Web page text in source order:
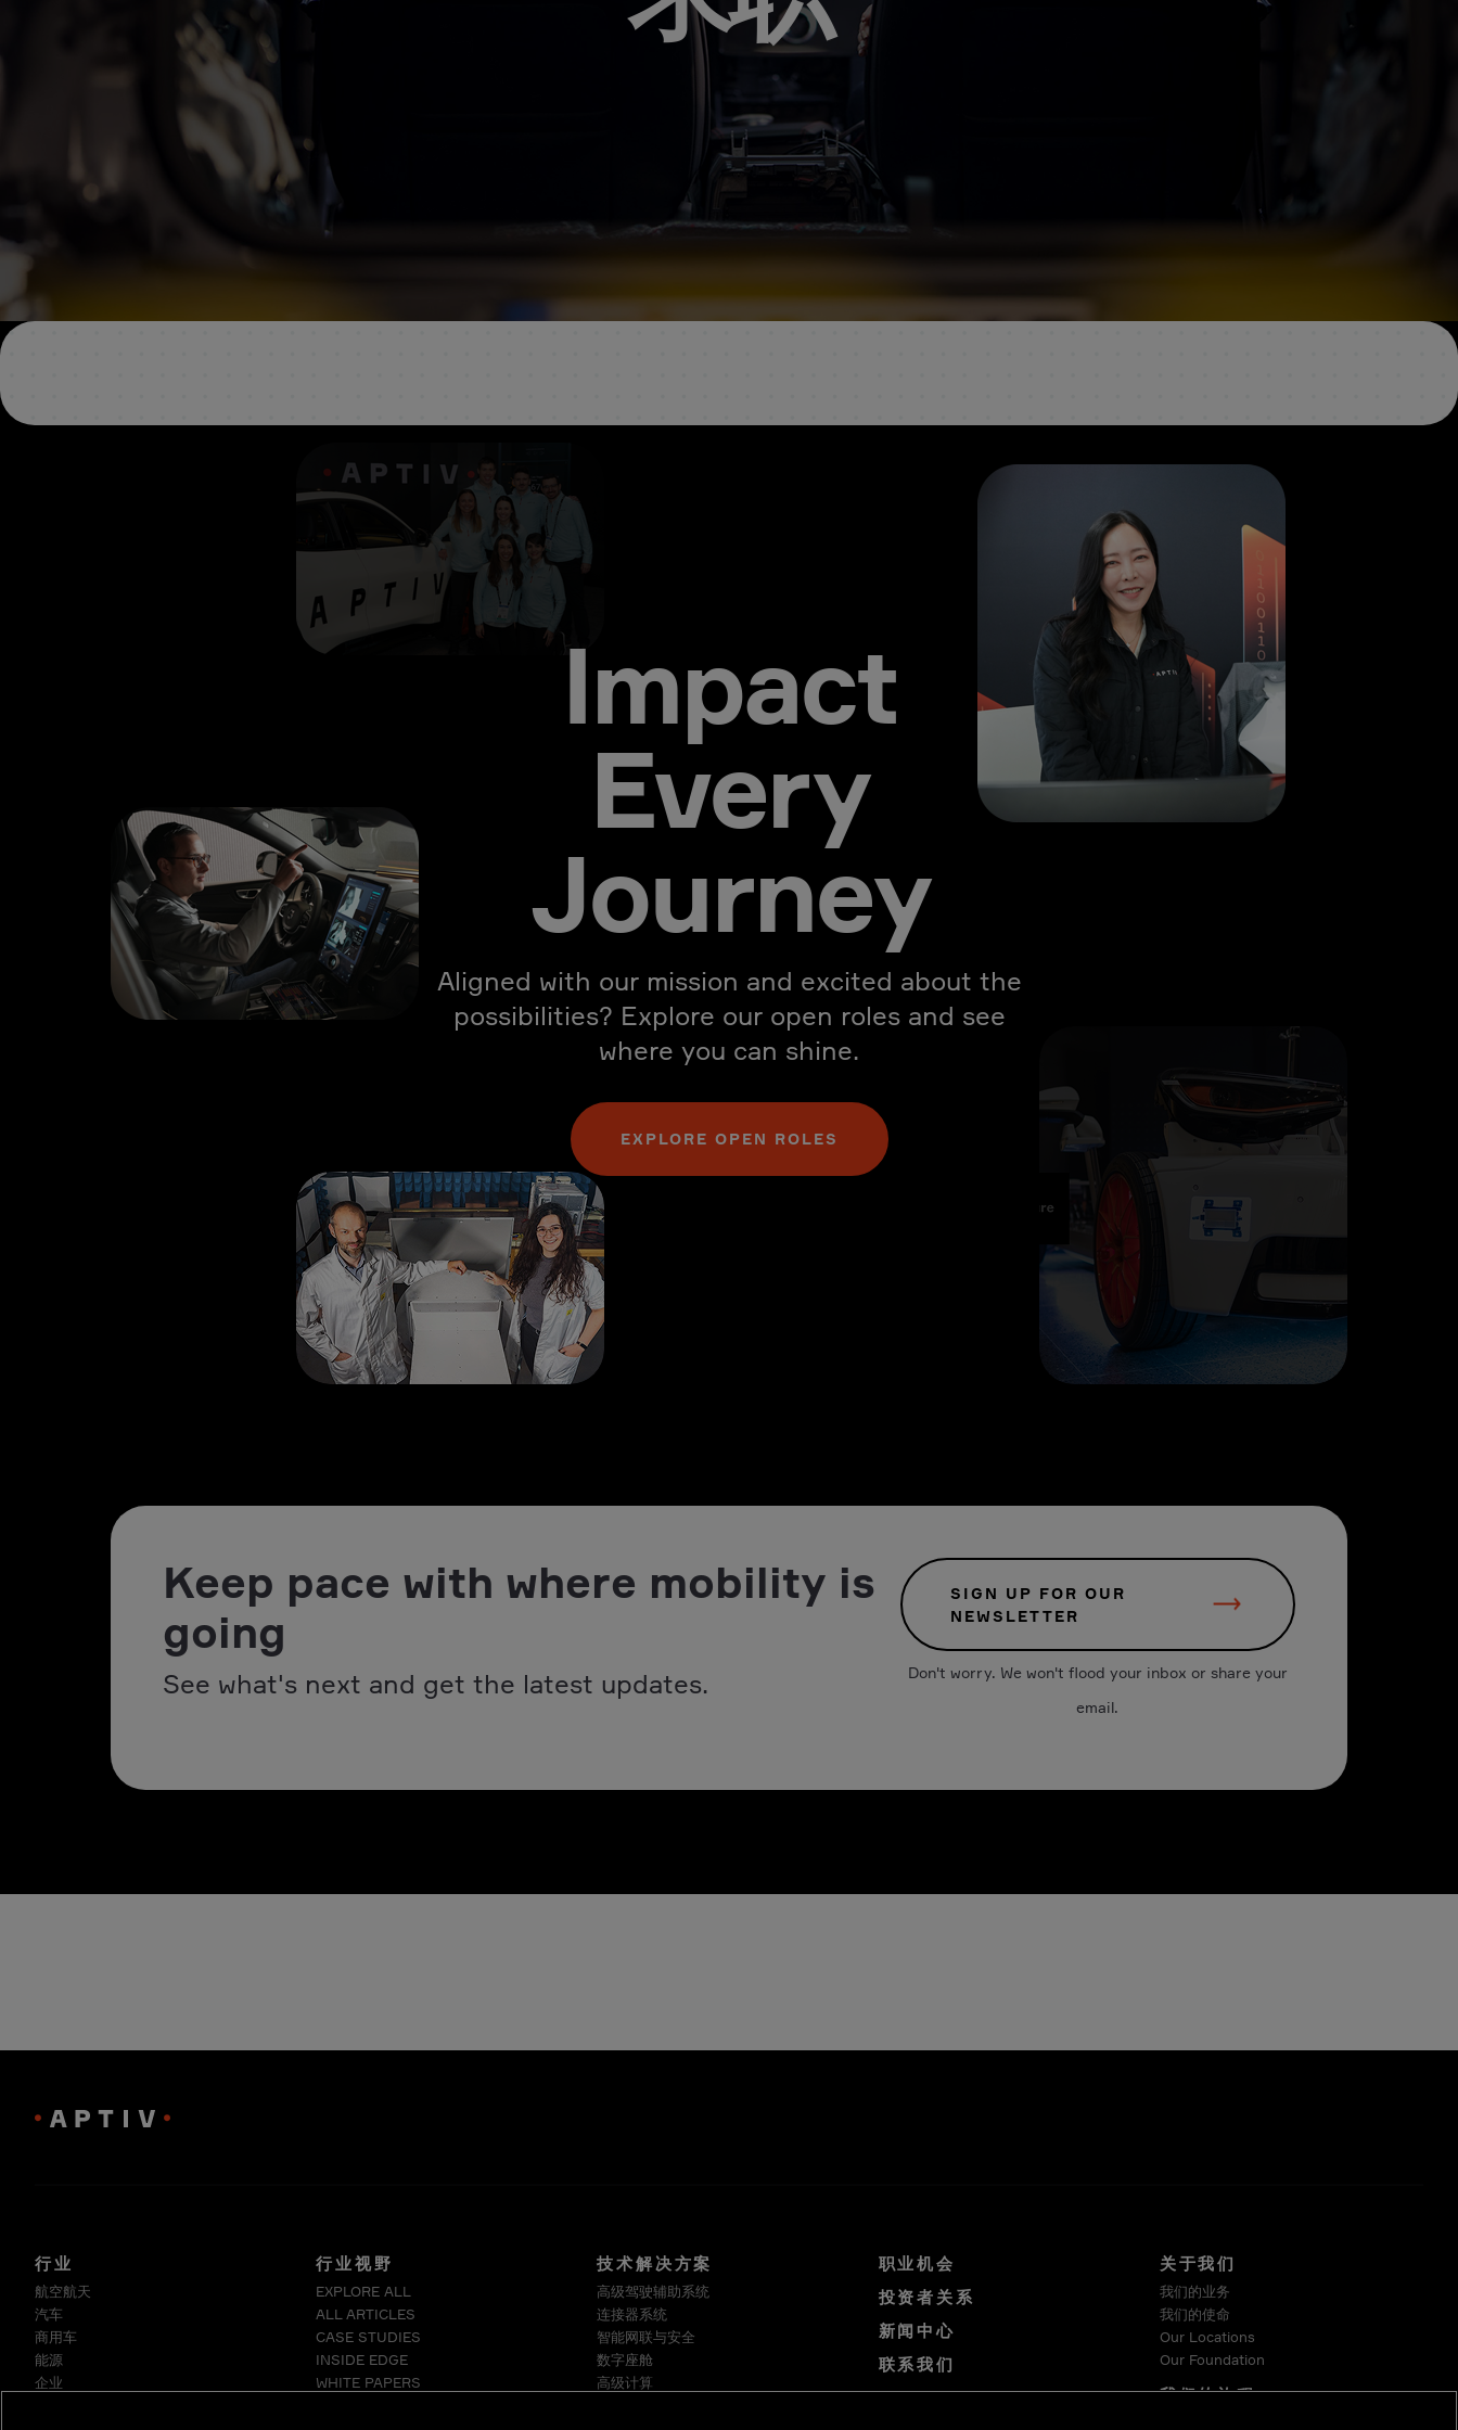
Impact
Every
Journey
Aligned with our mission and excited about the
possibilities? Explore our open roles and see
where you can shine.
EXPLORE OPEN ROLES
Keep pace with where mobility is
going
See what's next and get the latest updates.
SIGN UP FOR OUR
NEWSLETTER
Don't worry. We won't flood your inbox or share your
email.
行业
航空航天
汽车
商用车
能源
企业
行业视野
EXPLORE ALL
ALL ARTICLES
CASE STUDIES
INSIDE EDGE
WHITE PAPERS
技术解决方案
高级驾驶辅助系统
连接器系统
智能网联与安全
数字座舱
高级计算
职业机会
投资者关系
新闻中心
联系我们
隐私
关于我们
我们的业务
我们的使命
Our Locations
Our Foundation
我们的旅程